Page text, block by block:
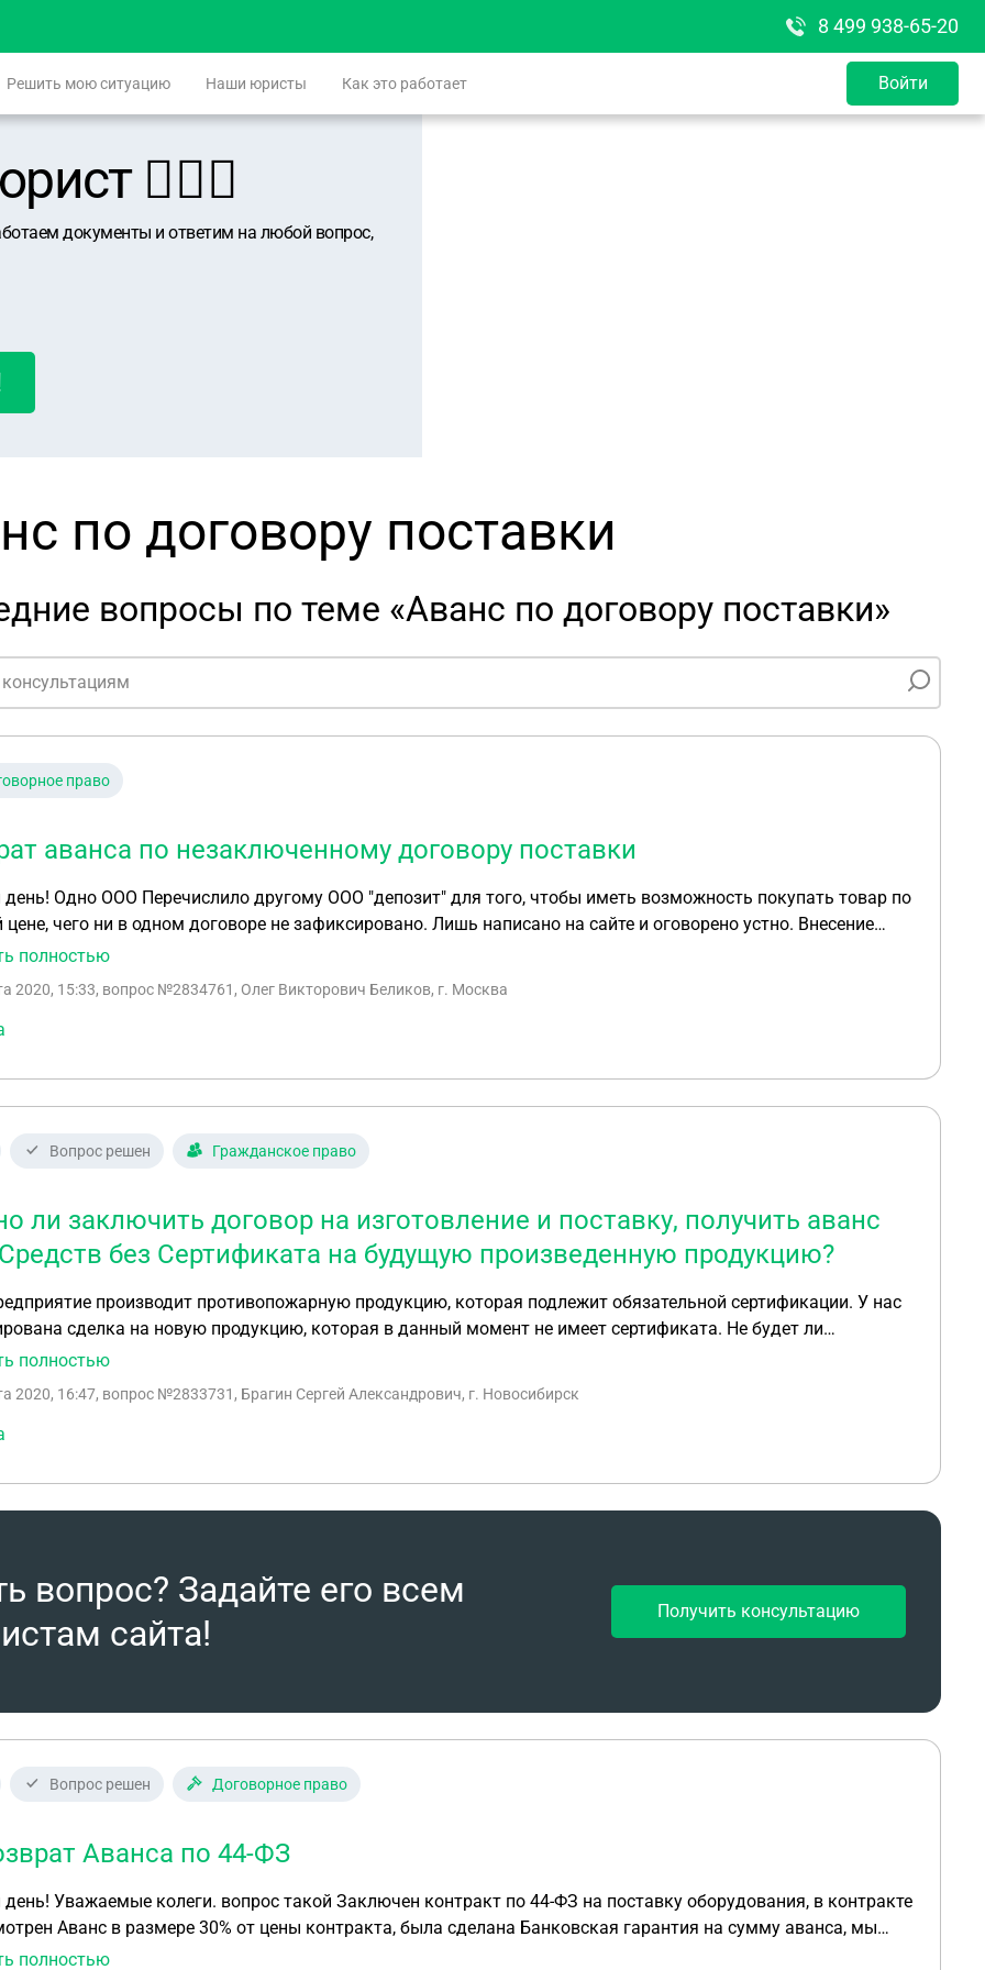
8 499 938-65-20
Решить мою ситуацию Наши юристы Как это работает Войти
👨🏻‍⚖️
документы и ответим на любой вопрос,
по договору поставки
вопросы по теме «Аванс по договору поставки»
право
аванса по незаключенному договору поставки
иметь возможность покупать товар по
чего ни в одном договоре не зафиксировано. Лишь написано на сайте и оговорено устно. Внесение
подтверждено кассовым чеком. Назначением платежа по которому значится "АВАНС" без привязки к
Сможет ли оно это сделать? Спасибо.
полностью
2020, 15:33, вопрос №2834761, Олег Викторович Беликов, г. Москва
Вопрос решен Гражданское право
ли заключить договор на изготовление и поставку, получить аванс
без Сертификата на будущую произведенную продукцию?
производит противопожарную продукцию, которая подлежит обязательной сертификации. У нас
сделка на новую продукцию, которая в данный момент не имеет сертификата. Не будет ли
Закона РФ, если мы заключим договор на изготовление и поставку продукции, получим аванс 30-50% от
будет изготовлена, и остаток фин.средств будет получен, поставка Заказчику будет произведена вместе
соответствия по пож.безопасности. Это условие мы гарантируем, так как подготовка к
сроки будут стопроцентно выполнены.
полностью
2020, 16:47, вопрос №2833731, Брагин Сергей Александрович, г. Новосибирск
вопрос? Задайте его всем
сайта!
Получить консультацию
Вопрос решен Договорное право
Аванса по 44-ФЗ
Уважаемые колеги. вопрос такой Заключен контракт по 44-ФЗ на поставку оборудования, в контракте
Аванс в размере 30% от цены контракта, была сделана Банковская гарантия на сумму аванса, мы
не выполнили свои договорные обязательства по контракту, деньги которые нам перевели мы их
полностью